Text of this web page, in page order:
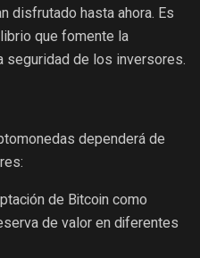
disfrutado hasta ahora. Es
que fomente la
seguridad de los inversores.
dependerá de
de Bitcoin como
de valor en diferentes